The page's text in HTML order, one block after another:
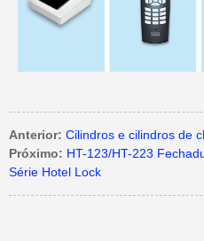
Anterior: Cilindros e cilindros de
Próximo: HT-123/HT-223
Série Hotel Lock